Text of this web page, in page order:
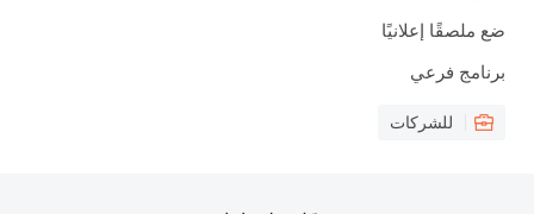
ضع ملصقًا إعلانيًا
برنامج فرعي
للشركات